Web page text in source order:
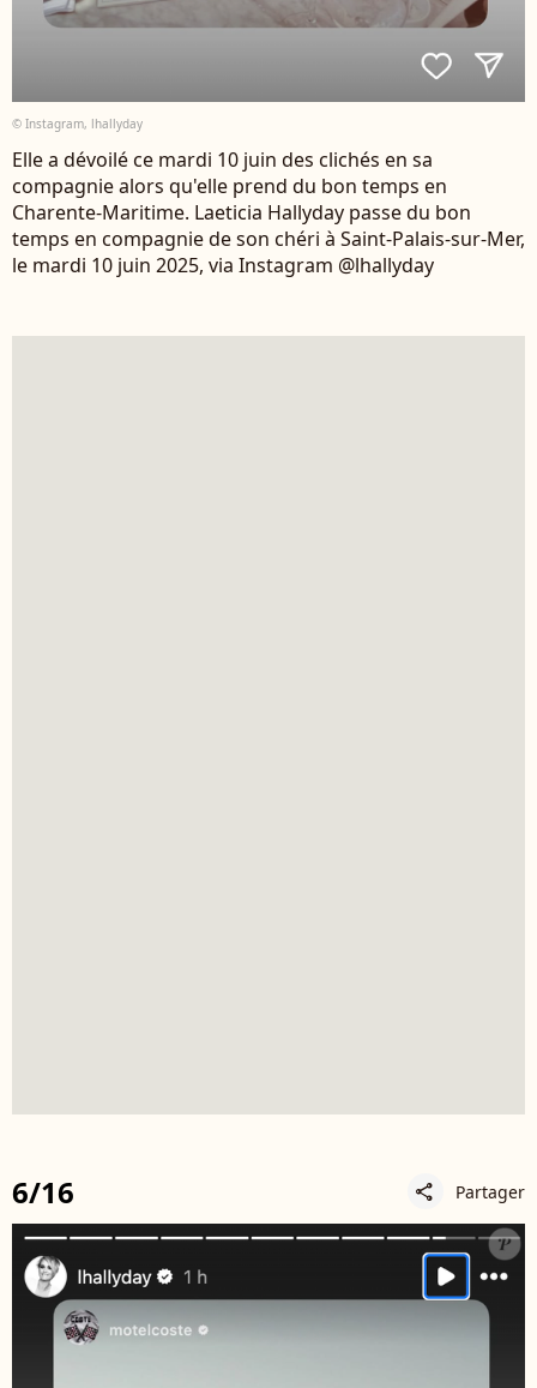
© Instagram, lhallyday
Elle a dévoilé ce mardi 10 juin des clichés en sa
compagnie alors qu'elle prend du bon temps en
Charente-Maritime. Laeticia Hallyday passe du bon
temps en compagnie de son chéri à Saint-Palais-sur-Mer,
le mardi 10 juin 2025, via Instagram @lhallyday
6/16 share Partager